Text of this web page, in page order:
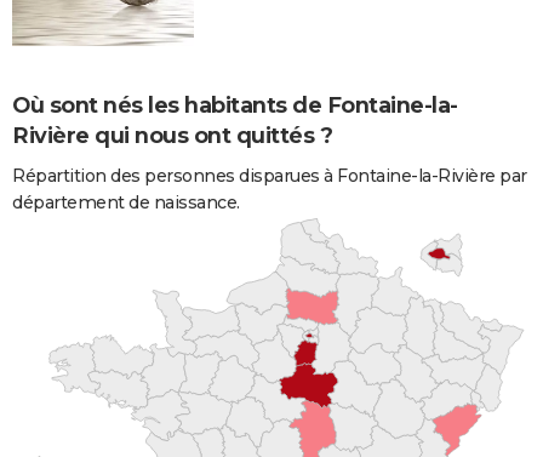
Où sont nés les habitants de Fontaine-la-
Rivière qui nous ont quittés ?
Répartition des personnes disparues à Fontaine-la-Rivière par
département de naissance.